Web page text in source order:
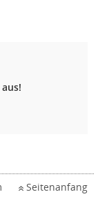
Seitenanfang